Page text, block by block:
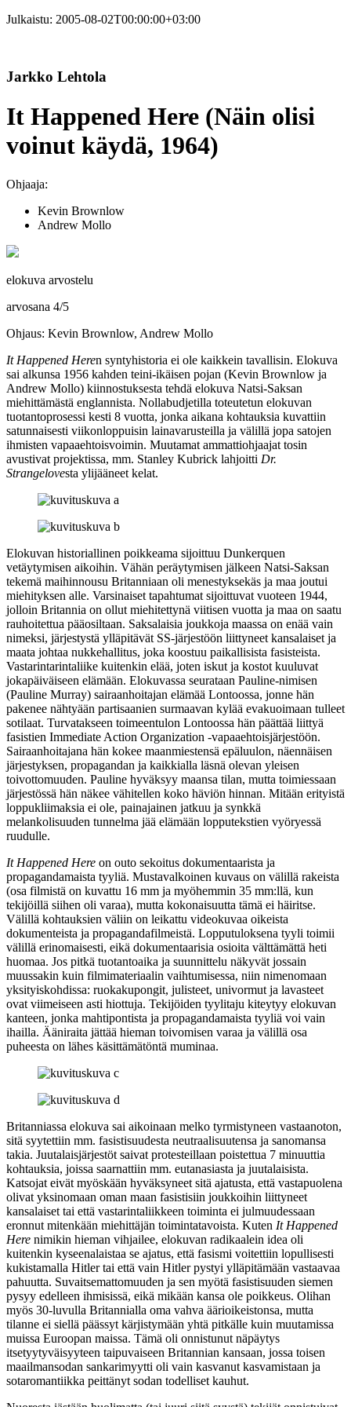
Julkaistu: 2005-08-02T00:00:00+03:00
Jarkko Lehtola
It Happened Here (Näin olisi
voinut käydä, 1964)
Ohjaaja:
Kevin Brownlow
Andrew Mollo
elokuva arvostelu
arvosana 4/5
Ohjaus: Kevin Brownlow, Andrew Mollo
It Happened Heren syntyhistoria ei ole kaikkein tavallisin. Elokuva
sai alkunsa 1956 kahden teini-ikäisen pojan (Kevin Brownlow ja
Andrew Mollo) kiinnostuksesta tehdä elokuva Natsi-Saksan
miehittämästä englannista. Nollabudjetilla toteutetun elokuvan
tuotantoprosessi kesti 8 vuotta, jonka aikana kohtauksia kuvattiin
satunnaisesti viikonloppuisin lainavarusteilla ja välillä jopa satojen
ihmisten vapaaehtoisvoimin. Muutamat ammattiohjaajat tosin
avustivat projektissa, mm. Stanley Kubrick lahjoitti Dr.
Strangelovesta ylijääneet kelat.
Elokuvan historiallinen poikkeama sijoittuu Dunkerquen
vetäytymisen aikoihin. Vähän peräytymisen jälkeen Natsi-Saksan
tekemä maihinnousu Britanniaan oli menestyksekäs ja maa joutui
miehityksen alle. Varsinaiset tapahtumat sijoittuvat vuoteen 1944,
jolloin Britannia on ollut miehitettynä viitisen vuotta ja maa on saatu
rauhoitettua pääosiltaan. Saksalaisia joukkoja maassa on enää vain
nimeksi, järjestystä ylläpitävät SS‑järjestöön liittyneet kansalaiset ja
maata johtaa nukkehallitus, joka koostuu paikallisista fasisteista.
Vastarintarintaliike kuitenkin elää, joten iskut ja kostot kuuluvat
jokapäiväiseen elämään. Elokuvassa seurataan Pauline-nimisen
(Pauline Murray) sairaanhoitajan elämää Lontoossa, jonne hän
pakenee nähtyään partisaanien surmaavan kylää evakuoimaan tulleet
sotilaat. Turvatakseen toimeentulon Lontoossa hän päättää liittyä
fasistien Immediate Action Organization ‑vapaaehtoisjärjestöön.
Sairaanhoitajana hän kokee maanmiestensä epäluulon, näennäisen
järjestyksen, propagandan ja kaikkialla läsnä olevan yleisen
toivottomuuden. Pauline hyväksyy maansa tilan, mutta toimiessaan
järjestössä hän näkee vähitellen koko häviön hinnan. Mitään erityistä
loppukliimaksia ei ole, painajainen jatkuu ja synkkä
melankolisuuden tunnelma jää elämään lopputekstien vyöryessä
ruudulle.
It Happened Here on outo sekoitus dokumentaarista ja
propagandamaista tyyliä. Mustavalkoinen kuvaus on välillä rakeista
(osa filmistä on kuvattu 16 mm ja myöhemmin 35 mm:llä, kun
tekijöillä siihen oli varaa), mutta kokonaisuutta tämä ei häiritse.
Välillä kohtauksien väliin on leikattu videokuvaa oikeista
dokumenteista ja propagandafilmeistä. Lopputuloksena tyyli toimii
välillä erinomaisesti, eikä dokumentaarisia osioita välttämättä heti
huomaa. Jos pitkä tuotantoaika ja suunnittelu näkyvät jossain
muussakin kuin filmimateriaalin vaihtumisessa, niin nimenomaan
yksityiskohdissa: ruokakupongit, julisteet, univormut ja lavasteet
ovat viimeiseen asti hiottuja. Tekijöiden tyylitaju kiteytyy elokuvan
kanteen, jonka mahtipontista ja propagandamaista tyyliä voi vain
ihailla. Ääniraita jättää hieman toivomisen varaa ja välillä osa
puheesta on lähes käsittämätöntä muminaa.
Britanniassa elokuva sai aikoinaan melko tyrmistyneen vastaanoton,
sitä syytettiin mm. fasistisuudesta neutraalisuutensa ja sanomansa
takia. Juutalaisjärjestöt saivat protesteillaan poistettua 7 minuuttia
kohtauksia, joissa saarnattiin mm. eutanasiasta ja juutalaisista.
Katsojat eivät myöskään hyväksyneet sitä ajatusta, että vastapuolena
olivat yksinomaan oman maan fasistisiin joukkoihin liittyneet
kansalaiset tai että vastarintaliikkeen toiminta ei julmuudessaan
eronnut mitenkään miehittäjän toimintatavoista. Kuten It Happened
Here nimikin hieman vihjailee, elokuvan radikaalein idea oli
kuitenkin kyseenalaistaa se ajatus, että fasismi voitettiin lopullisesti
kukistamalla Hitler tai että vain Hitler pystyi ylläpitämään vastaavaa
pahuutta. Suvaitsemattomuuden ja sen myötä fasistisuuden siemen
pysyy edelleen ihmisissä, eikä mikään kansa ole poikkeus. Olihan
myös 30‑luvulla Britannialla oma vahva äärioikeistonsa, mutta
tilanne ei siellä päässyt kärjistymään yhtä pitkälle kuin muutamissa
muissa Euroopan maissa. Tämä oli onnistunut näpäytys
itsetyytyväisyyteen taipuvaiseen Britannian kansaan, jossa toisen
maailmansodan sankarimyytti oli vain kasvanut kasvamistaan ja
sotaromantiikka peittänyt sodan todelliset kauhut.